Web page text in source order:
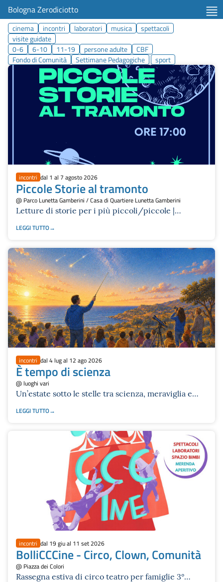
Bologna Zerodiciotto
cinema incontri laboratori musica
spettacoli
visite guidate
0-6
6-10 11-19 persone adulte
CBF
Fondo di Comunità
Settimane Pedagogiche sport
incontri dal 1 al 7 agosto 2026
Piccole Storie al tramonto
@ Parco Lunetta Gamberini / Casa di Quartiere Lunetta Gamberini
Letture di storie per i più piccoli/piccole |
LEGGI TUTTO
incontri dal 4 lug al 12 ago 2026
È tempo di scienza
@ luoghi vari
Un’estate sotto le stelle tra scienza, meraviglia e
LEGGI TUTTO
incontri dal 19 giu al 11 set 2026
BolliCCCine - Circo, Clown, Comunità
@ Piazza dei Colori
Rassegna estiva di circo teatro per famiglie 3°